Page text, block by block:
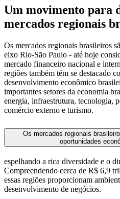
Um movimento para
mercados regionais
Os mercados regionais brasileiros
eixo Rio-São Paulo - até hoje
mercado financeiro nacional e
regiões também têm se destacado
desenvolvimento econômico
importantes setores da economia
energia, infraestrutura, tecnologia,
comércio externo e turismo.
Os mercados regionais
oportunidades
espelhando a rica diversidade e o
Compreendendo cerca de R$ 6,9
essas regiões proporcionam
desenvolvimento de negócios.